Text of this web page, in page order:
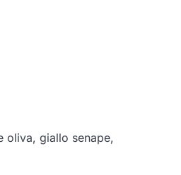
oliva, giallo senape,